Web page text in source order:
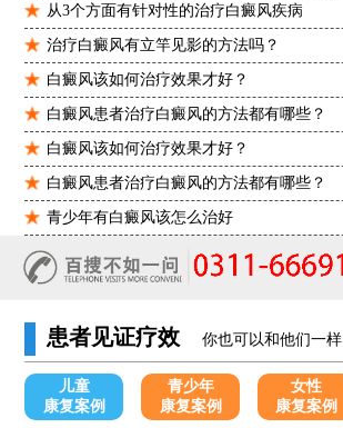
从3个方面有针对性的治疗白癜风疾病
治疗白癜风有立竿见影的方法吗？
白癜风该如何治疗效果才好？
白癜风患者治疗白癜风的方法都有哪些？
白癜风该如何治疗效果才好？
白癜风患者治疗白癜风的方法都有哪些？
青少年有白癜风该怎么治好
患者见证疗效 你也可以和他们一样
儿童
康复案例
青少年
康复案例
女性
康复案例